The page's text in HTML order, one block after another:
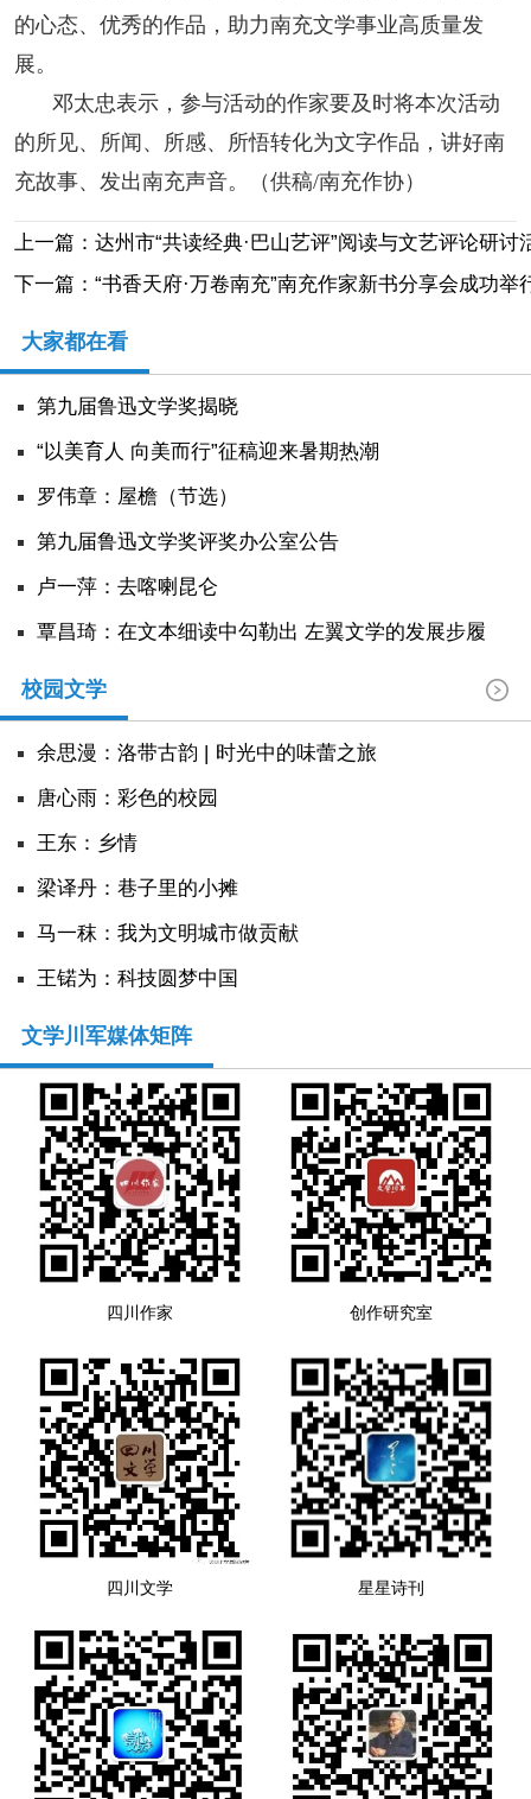
的心态、优秀的作品，助力南充文学事业高质量发
展。
邓太忠表示，参与活动的作家要及时将本次活动
的所见、所闻、所感、所悟转化为文字作品，讲好南
充故事、发出南充声音。（供稿/南充作协）
上一篇：达州市“共读经典·巴山艺评”阅读与文艺评论研讨
下一篇：“书香天府·万卷南充”南充作家新书分享会成功举
大家都在看
第九届鲁迅文学奖揭晓
“以美育人 向美而行”征稿迎来暑期热潮
罗伟章：屋檐（节选）
第九届鲁迅文学奖评奖办公室公告
卢一萍：去喀喇昆仑
覃昌琦：在文本细读中勾勒出 左翼文学的发展步履
校园文学
余思漫：洛带古韵 | 时光中的味蕾之旅
唐心雨：彩色的校园
王东：乡情
​梁译丹：巷子里的小摊
马一秣：我为文明城市做贡献
王锘为：科技圆梦中国
文学川军媒体矩阵
四川作家 创作研究室
四川文学 星星诗刊